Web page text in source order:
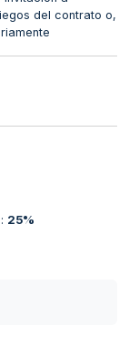
del contrato o,
: 25%